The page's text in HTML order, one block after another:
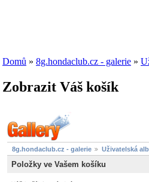
Domů » 8g.hondaclub.cz - galerie »
Zobrazit Váš košík
8g.hondaclub.cz - galerie Uživatelská
Položky ve Vašem košíku